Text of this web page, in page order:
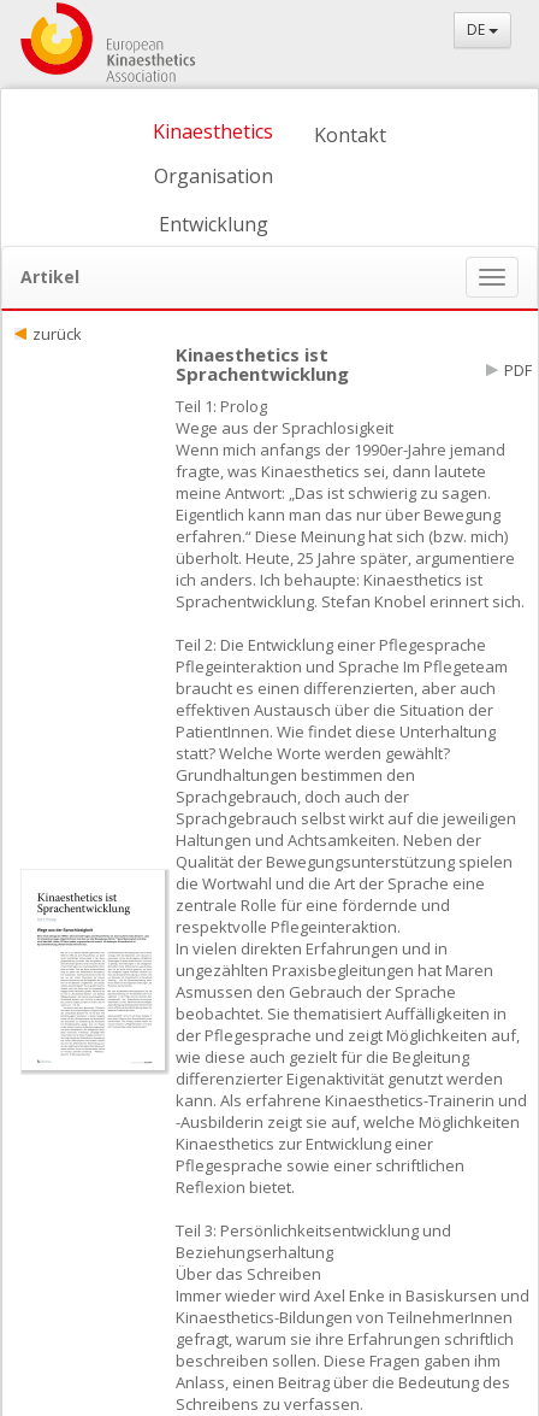
DE
Kinaesthetics
Organisation
Entwicklung
Kontakt
Artikel
ein-/
zurück
Kinaesthetics ist
Sprachentwicklung
PDF
Teil 1: Prolog
Wege aus der Sprachlosigkeit
Wenn mich anfangs der 1990er-Jahre jemand
fragte, was Kinaesthetics sei, dann lautete
meine Antwort: „Das ist schwierig zu sagen.
Eigentlich kann man das nur über Bewegung
erfahren.“ Diese Meinung hat sich (bzw. mich)
überholt. Heute, 25 Jahre später, argumentiere
ich anders. Ich behaupte: Kinaesthetics ist
Sprachentwicklung. Stefan Knobel erinnert sich.
Teil 2: Die Entwicklung einer Pflegesprache
Pflegeinteraktion und Sprache Im Pflegeteam
braucht es einen differenzierten, aber auch
effektiven Austausch über die Situation der
PatientInnen. Wie findet diese Unterhaltung
statt? Welche Worte werden gewählt?
Grundhaltungen bestimmen den
Sprachgebrauch, doch auch der
Sprachgebrauch selbst wirkt auf die jeweiligen
Haltungen und Achtsamkeiten. Neben der
Qualität der Bewegungsunterstützung spielen
die Wortwahl und die Art der Sprache eine
zentrale Rolle für eine fördernde und
respektvolle Pflegeinteraktion.
In vielen direkten Erfahrungen und in
ungezählten Praxisbegleitungen hat Maren
Asmussen den Gebrauch der Sprache
beobachtet. Sie thematisiert Auffälligkeiten in
der Pflegesprache und zeigt Möglichkeiten auf,
wie diese auch gezielt für die Begleitung
differenzierter Eigenaktivität genutzt werden
kann. Als erfahrene Kinaesthetics-Trainerin und
-Ausbilderin zeigt sie auf, welche Möglichkeiten
Kinaesthetics zur Entwicklung einer
Pflegesprache sowie einer schriftlichen
Reflexion bietet.
Teil 3: Persönlichkeitsentwicklung und
Beziehungserhaltung
Über das Schreiben
Immer wieder wird Axel Enke in Basiskursen und
Kinaesthetics-Bildungen von TeilnehmerInnen
gefragt, warum sie ihre Erfahrungen schriftlich
beschreiben sollen. Diese Fragen gaben ihm
Anlass, einen Beitrag über die Bedeutung des
Schreibens zu verfassen.